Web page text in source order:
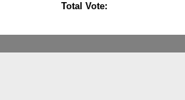
Total Vote: